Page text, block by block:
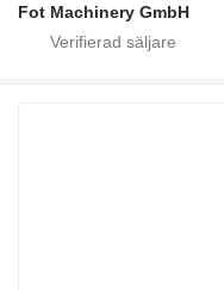
Fot Machinery GmbH